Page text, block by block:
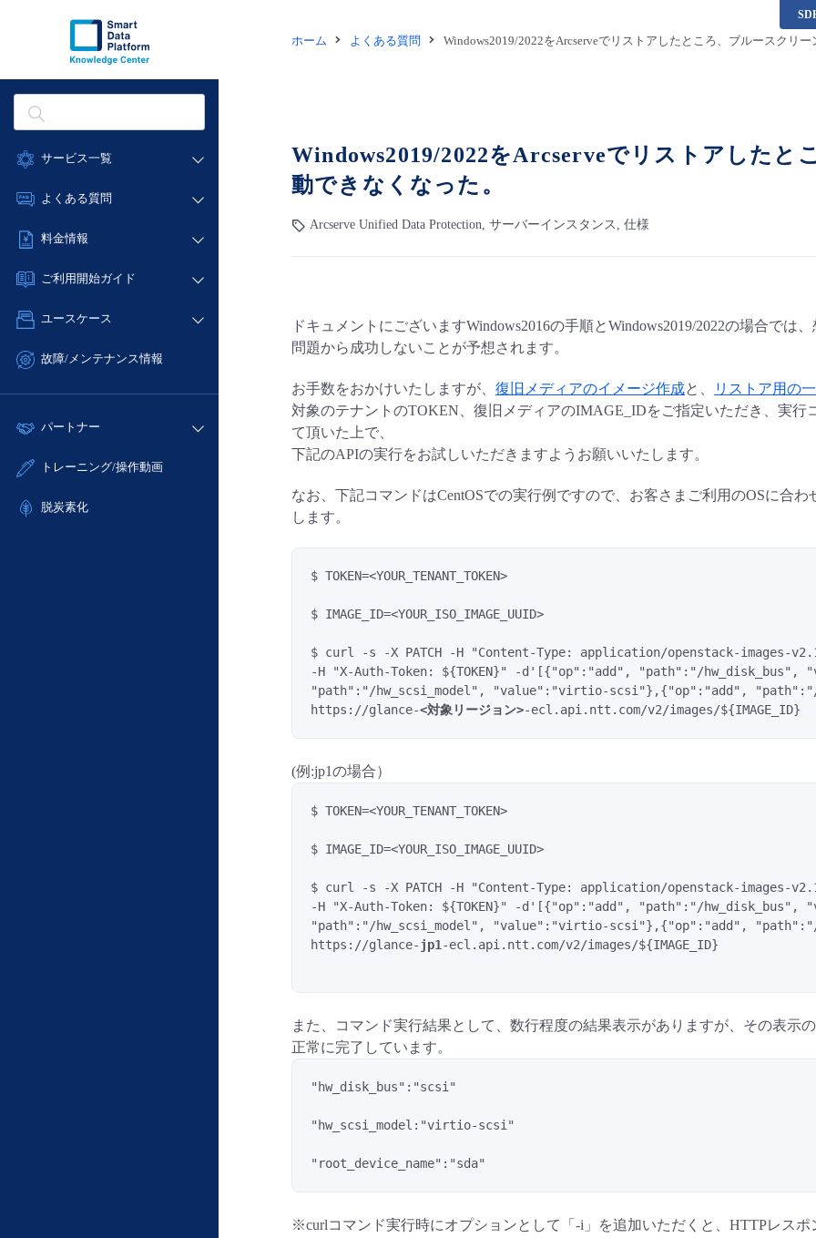
サービス一覧
データ利活用
ネットワーク
IoT
サポート
管理機能
よくある質問
データ利活用
ネットワーク
IoT
サポート
管理機能
すべてのメニューを見る
料金情報
料金シミュレーター
クラウド/サーバー
ネットワーク
サポート
すべてのメニューを見る
ご利用開始ガイド
■ 管理機能
- 初期設定・確認
- ユーザー機能の管理
- APIリファレンス
ユースケース
- バックアップ
- IoT
- ITインフラストラクチャー
故障/メンテナンス情報
サービス稼働状況
故障/メンテナンス履歴
定期メンテナンス
パートナー
販売パートナー向けプログラム
トレーニング/操作動画
脱炭素化
ホーム よくある質問 Windows2019/2022をArcserveでリストアしたところ、ブルースクリー
Windows2019/2022をArcserveでリストアしたと
動できなくなった。
Arcserve Unified Data Protection, サーバーインスタンス, 仕様
ドキュメントにございますWindows2016の手順とWindows2019/2022の場合では
問題から成功しないことが予想されます。
お手数をおかけいたしますが、 復旧メディアのイメージ作成と、 リストア用の
対象のテナントのTOKEN、復旧メディアのIMAGE_IDをご指定いただき、実行
て頂いた上で、
下記のAPIの実行をお試しいただきますようお願いいたします。
なお、下記コマンドはCentOSでの実行例ですので、お客さまご利用のOSに合
します。
$ TOKEN=<YOUR_TENANT_TOKEN>
$ IMAGE_ID=<YOUR_ISO_IMAGE_UUID>
$ curl -s -X PATCH -H "Content-Type: application/openstack-images-
-H "X-Auth-Token: ${TOKEN}" -d'[{"op":"add", "path":"/
"path":"/hw_scsi_model", "value":"virtio-scsi"},{"op":"add", "path":"/
https://glance-<対象リージョン>-ecl.api.ntt.com/v2/images/${IMAGE_ID}
(例:jp1の場合）
$ TOKEN=<YOUR_TENANT_TOKEN>
$ IMAGE_ID=<YOUR_ISO_IMAGE_UUID>
$ curl -s -X PATCH -H "Content-Type: application/openstack-images-
-H "X-Auth-Token: ${TOKEN}" -d'[{"op":"add", "path":"/
"path":"/hw_scsi_model", "value":"virtio-scsi"},{"op":"add", "path":"/
https://glance-jp1 -ecl.api.ntt.com/v2/images/${IMAGE_ID}
また、コマンド実行結果として、数行程度の結果表示がありますが、その表示
正常に完了しています。
"hw_disk_bus":"scsi"
"hw_scsi_model:"virtio-scsi"
"root_device_name":"sda"
※curlコマンド実行時にオプションとして「-i」を追加いただくと、HTTPレス